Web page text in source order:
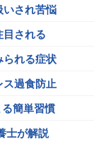
いされ苦悩
される
られる症状
ス過食防止
簡単習慣
士が解説